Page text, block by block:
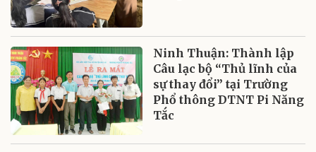
Ninh Thuận: Thành lập
Câu lạc bộ “Thủ lĩnh của
sự thay đổi” tại Trường
Phổ thông DTNT Pi Năng
Tắc